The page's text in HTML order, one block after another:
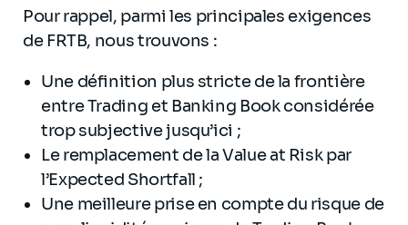
Pour rappel, parmi les principales exigences
de FRTB, nous trouvons :
Une définition plus stricte de la frontière
entre Trading et Banking Book considérée
trop subjective jusqu’ici ;
Le remplacement de la Value at Risk par
l’Expected Shortfall ;
Une meilleure prise en compte du risque de